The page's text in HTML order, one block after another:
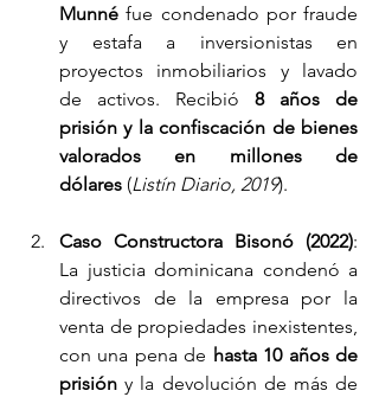
Munné fue condenado por fraude
y estafa a inversionistas en
proyectos inmobiliarios y lavado
de activos. Recibió 8 años de
prisión y la confiscación de bienes
valorados en millones de
dólares (Listín Diario, 2019).
Caso Constructora Bisonó (2022):
La justicia dominicana condenó a
directivos de la empresa por la
venta de propiedades inexistentes,
con una pena de hasta 10 años de
prisión